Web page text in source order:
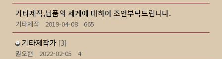
기타제작,납품의 세계에 대하여 조언부탁드립니다.
기타제작 2019-04-08 665
기타제작가 [3]
권오현
2022-02-05 4